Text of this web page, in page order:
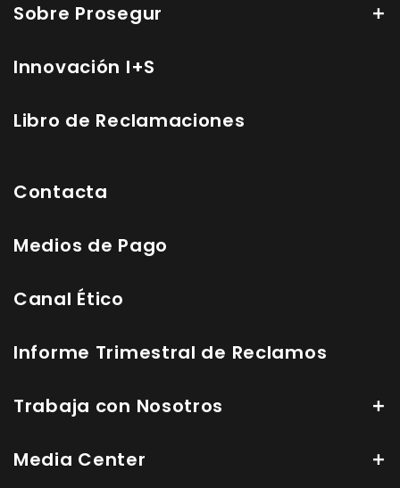
Sobre Prosegur
Innovación I+S
Libro de Reclamaciones
Contacta
Medios de Pago
Canal Ético
Informe Trimestral de Reclamos
Trabaja con Nosotros
Media Center